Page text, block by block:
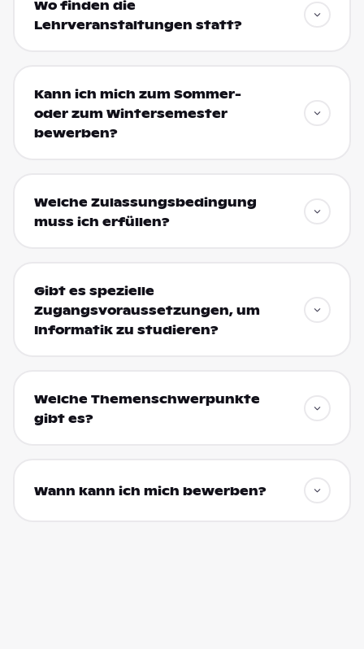
Wo finden die
Lehrveranstaltungen statt?
Kann ich mich zum Sommer-
oder zum Wintersemester
bewerben?
Welche Zulassungsbedingung
muss ich erfüllen?
Gibt es spezielle
Zugangsvoraussetzungen, um
Informatik zu studieren?
Welche Themenschwerpunkte
gibt es?
Wann kann ich mich bewerben?